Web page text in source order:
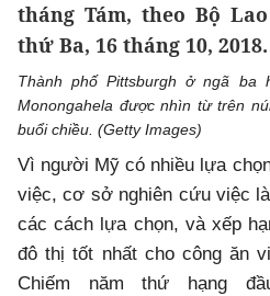
tháng Tám, theo Bộ
thứ Ba, 16 tháng 10, 2018.
Thành phố Pittsburgh ở ngã ba
Monongahela được nhìn từ trên
buổi chiều. (Getty Images)
Vì người Mỹ có nhiều lựa
việc, cơ sở nghiên cứu việc
các cách lựa chọn, và xếp
đô thị tốt nhất cho công ăn
Chiếm năm thứ hạng